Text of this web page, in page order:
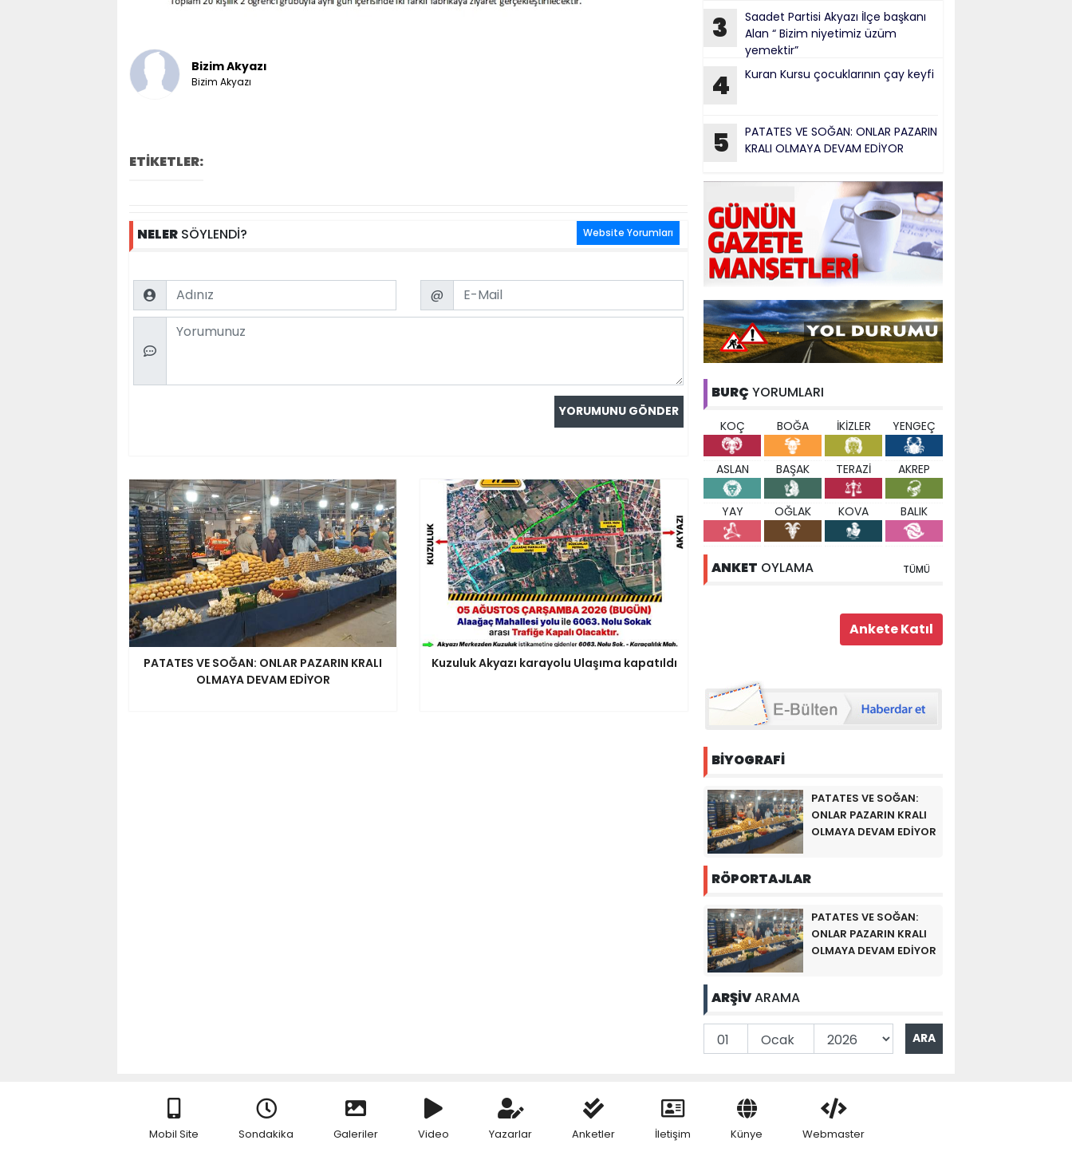
Bizim Akyazı
Bizim Akyazı
ETİKETLER:
NELER SÖYLENDİ? Website Yorumları
Name Email
@
Comment
PATATES VE SOĞAN: ONLAR PAZARIN KRALI
OLMAYA DEVAM EDİYOR
Kuzuluk Akyazı karayolu Ulaşıma kapatıldı
3
Saadet Partisi Akyazı İlçe başkanı
Alan “ Bizim niyetimiz üzüm
yemektir”
4 Kuran Kursu çocuklarının çay keyfi
5
PATATES VE SOĞAN: ONLAR PAZARIN
KRALI OLMAYA DEVAM EDİYOR
BURÇ YORUMLARI
KOÇ BOĞA İKİZLER YENGEÇ
ASLAN BAŞAK TERAZİ AKREP
YAY OĞLAK KOVA BALIK
ANKET OYLAMA TÜMÜ
BİYOGRAFİ
PATATES VE SOĞAN:
ONLAR PAZARIN KRALI
OLMAYA DEVAM EDİYOR
RÖPORTAJLAR
PATATES VE SOĞAN:
ONLAR PAZARIN KRALI
OLMAYA DEVAM EDİYOR
ARŞİVARAMA
Mobil Site Sondakika Galeriler Video Yazarlar Anketler İletişim Künye Webmaster